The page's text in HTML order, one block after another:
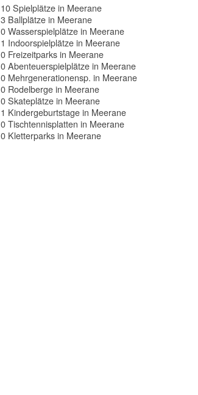
10 Spielplätze in Meerane
3 Ballplätze in Meerane
0 Wasserspielplätze in Meerane
1 Indoorspielplätze in Meerane
0 Freizeitparks in Meerane
0 Abenteuerspielplätze in Meerane
0 Mehrgenerationensp. in Meerane
0 Rodelberge in Meerane
0 Skateplätze in Meerane
1 Kindergeburtstage in Meerane
0 Tischtennisplatten in Meerane
0 Kletterparks in Meerane